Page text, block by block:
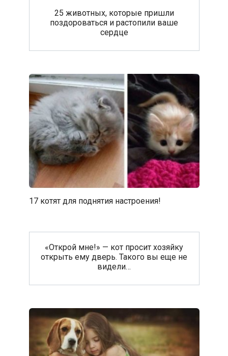
25 животных, которые пришли
поздороваться и растопили ваше
сердце
17 котят для поднятия настроения!
«Открой мне!» — кот просит хозяйку
открыть ему дверь. Такого вы еще не
видели…